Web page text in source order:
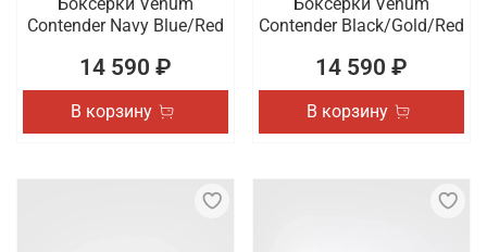
Contender Navy Blue/Red
14 590 ₽
В корзину
Contender Black/Gold/Red
14 590 ₽
В корзину